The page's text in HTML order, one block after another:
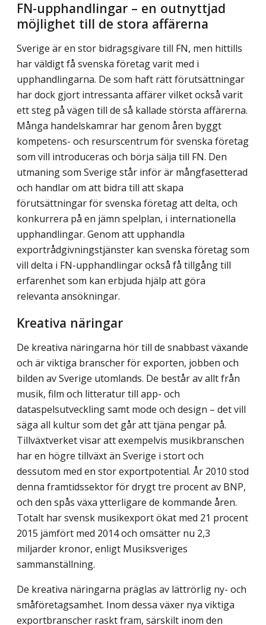
FN-upphandlingar – en outnyttjad
möjlighet till de stora affärerna
Sverige är en stor bidragsgivare till FN, men hittills
har väldigt få svenska företag varit med i
upphandlingarna. De som haft rätt förutsättningar
har dock gjort intressanta affärer vilket också varit
ett steg på vägen till de så kallade största affärerna.
Många handelskamrar har genom åren byggt
kompetens- och resurscentrum för svenska företag
som vill introduceras och börja sälja till FN. Den
utmaning som Sverige står inför är mångfasetterad
och handlar om att bidra till att skapa
förutsättningar för svenska företag att delta, och
konkurrera på en jämn spelplan, i internationella
upphandlingar. Genom att upphandla
exportrådgivningstjänster kan svenska företag som
vill delta i FN-upphandlingar också få tillgång till
erfarenhet som kan erbjuda hjälp att göra
relevanta ansökningar.
Kreativa näringar
De kreativa näringarna hör till de snabbast växande
och är viktiga branscher för exporten, jobben och
bilden av Sverige utomlands. De består av allt från
musik, film och litteratur till app- och
dataspelsutveckling samt mode och design – det vill
säga all kultur som det går att tjäna pengar på.
Tillväxtverket visar att exempelvis musikbranschen
har en högre tillväxt än Sverige i stort och
dessutom med en stor exportpotential. År 2010 stod
denna framtidssektor för drygt tre procent av BNP,
och den spås växa ytterligare de kommande åren.
Totalt har svensk musikexport ökat med 21 procent
2015 jämfört med 2014 och omsätter nu 2,3
miljarder kronor, enligt Musiksveriges
sammanställning.
De kreativa näringarna präglas av lättrörlig ny- och
småföretagsamhet. Inom dessa växer nya viktiga
exportbranscher raskt fram, särskilt inom den